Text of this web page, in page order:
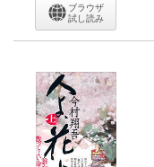
ブラウザ
試し読み